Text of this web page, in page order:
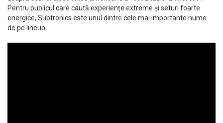
Pentru publicul care caută experiențe extreme și seturi foarte
energice, Subtronics este unul dintre cele mai importante nume
de pe lineup.